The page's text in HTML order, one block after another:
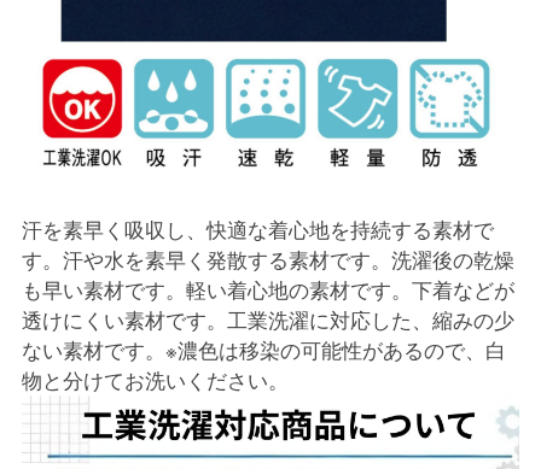
汗を素早く吸収し、快適な着心地を持続する素材で
す。汗や水を素早く発散する素材です。洗濯後の乾燥
も早い素材です。軽い着心地の素材です。下着などが
透けにくい素材です。工業洗濯に対応した、縮みの少
ない素材です。※濃色は移染の可能性があるので、白
物と分けてお洗いください。